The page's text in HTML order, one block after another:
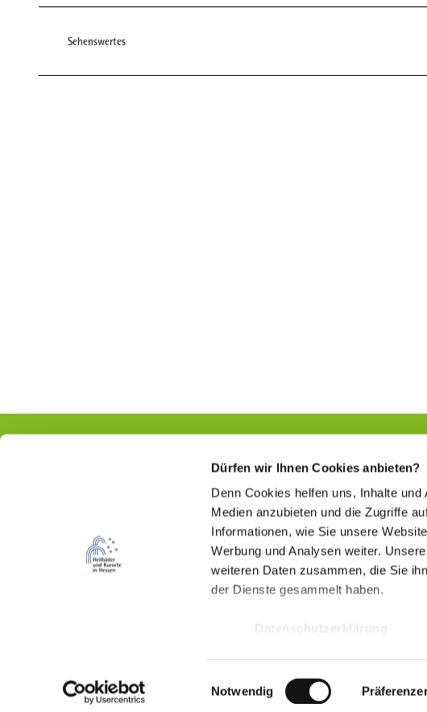
Dürfen wir Ihnen Cookies anbieten?
Denn Cookies helfen uns, Inhalte und
Medien anzubieten und die Zugriffe
Informationen, wie Sie unsere
Werbung und Analysen weiter.
weiteren Daten zusammen, die Sie
der Dienste gesammelt haben.
Datenschutzerklärung
i
Notwendig
Sehenswertes
Hessischer Heilbäderverband e.V.
Wilhelmstraße 18
I
Y